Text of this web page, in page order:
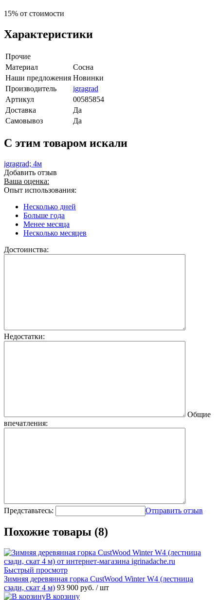
15% от стоимости
Характеристики
Прочие
Материал
Сосна
Наши предложения Новинки
Производитель
igragrad
Артикул
00585854
Доставка
Да
Самовывоз
Да
C этим товаром искали
igragrad; 4м
Добавить отзыв
Ваша оценка:
Опыт использования:
Несколько дней
Больше года
Менее месяца
Несколько месяцев
Достоинства:
Недостатки:
Общие
впечатления:
Представьтесь: Отправить отзыв
Похожие товары (8)
Быстрый просмотр
Зимняя деревянная горка CustWood Winter W4 (лестница
сзади, скат 4 м) 93 900 руб. / шт
В корзину